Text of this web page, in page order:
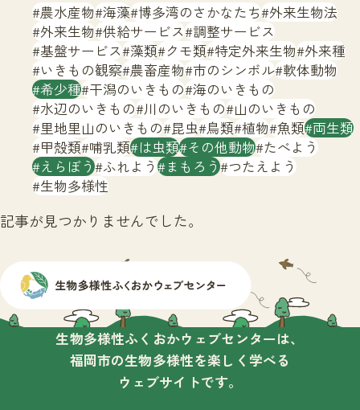
生物多様性ふくおかウェブセンターとは
サイトマップ
農水産物 海藻 博多湾のさかなたち 外来生物法
外来生物 供給サービス 調整サービス
基盤サービス 藻類 クモ類 特定外来生物 外来種
いきもの観察 農畜産物 市のシンボル 軟体動物
希少種 干潟のいきもの 海のいきもの
水辺のいきもの 川のいきもの 山のいきもの
里地里山のいきもの 昆虫 鳥類 植物 魚類 両生類
甲殻類 哺乳類 は虫類 その他動物 たべよう
えらぼう ふれよう まもろう つたえよう
生物多様性
記事が見つかりませんでした。
生物多様性ふくおかウェブセンターは、
福岡市の生物多様性を楽しく学べる
ウェブサイトです。